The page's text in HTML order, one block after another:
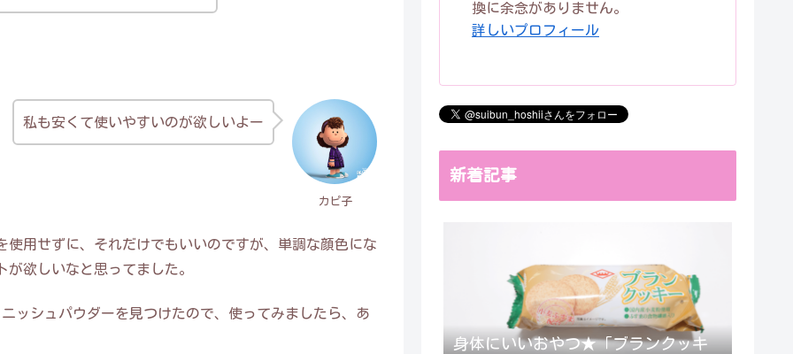
カピ子
私も安くて使いやすいのが欲しいよー
使用せずに、それだけでもいいのですが、単調な顔色にな
欲しいなと思ってました。
ッシュパウダーを見つけたので、使ってみましたら、あ
換に余念がありません。
詳しいプロフィール
新着記事
身体にいいおやつ★「ブランクッキ